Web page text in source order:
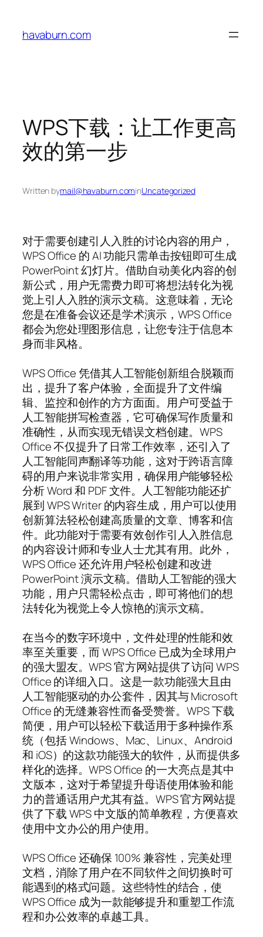
content
havaburn.com
WPS下载：让工作更高
效的第一步
Written bymail@havaburn.cominUncategorized
对于需要创建引人入胜的讨论内容的用户，
WPS Office 的 AI 功能只需单击按钮即可生成
PowerPoint 幻灯片。借助自动美化内容的创
新公式，用户无需费力即可将想法转化为视
觉上引人入胜的演示文稿。这意味着，无论
您是在准备会议还是学术演示，WPS Office
都会为您处理图形信息，让您专注于信息本
身而非风格。
WPS Office 凭借其人工智能创新组合脱颖而
出，提升了客户体验，全面提升了文件编
辑、监控和创作的方方面面。用户可受益于
人工智能拼写检查器，它可确保写作质量和
准确性，从而实现无错误文档创建。WPS
Office 不仅提升了日常工作效率，还引入了
人工智能同声翻译等功能，这对于跨语言障
碍的用户来说非常实用，确保用户能够轻松
分析 Word 和 PDF 文件。人工智能功能还扩
展到 WPS Writer 的内容生成，用户可以使用
创新算法轻松创建高质量的文章、博客和信
件。此功能对于需要有效创作引人入胜信息
的内容设计师和专业人士尤其有用。此外，
WPS Office 还允许用户轻松创建和改进
PowerPoint 演示文稿。借助人工智能的强大
功能，用户只需轻松点击，即可将他们的想
法转化为视觉上令人惊艳的演示文稿。
在当今的数字环境中，文件处理的性能和效
率至关重要，而 WPS Office 已成为全球用户
的强大盟友。WPS 官方网站提供了访问 WPS
Office 的详细入口。这是一款功能强大且由
人工智能驱动的办公套件，因其与 Microsoft
Office 的无缝兼容性而备受赞誉。WPS 下载
简便，用户可以轻松下载适用于多种操作系
统（包括 Windows、Mac、Linux、Android
和 iOS）的这款功能强大的软件，从而提供多
样化的选择。WPS Office 的一大亮点是其中
文版本，这对于希望提升母语使用体验和能
力的普通话用户尤其有益。WPS 官方网站提
供了下载 WPS 中文版的简单教程，方便喜欢
使用中文办公的用户使用。
WPS Office 还确保 100% 兼容性，完美处理
文档，消除了用户在不同软件之间切换时可
能遇到的格式问题。这些特性的结合，使
WPS Office 成为一款能够提升和重塑工作流
程和办公效率的卓越工具。